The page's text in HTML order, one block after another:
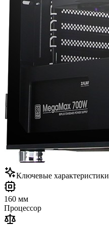
Ключевые характеристики
160 мм
Процессор